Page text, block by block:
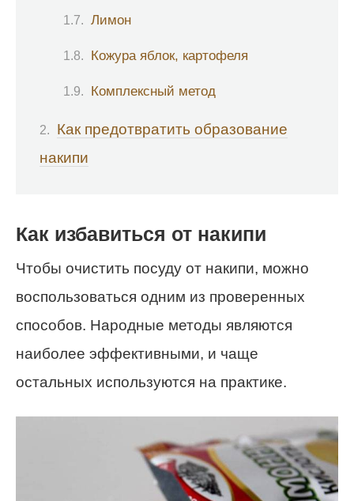
Лимон
Кожура яблок, картофеля
Комплексный метод
Как предотвратить образование
накипи
Как избавиться от накипи
Чтобы очистить посуду от накипи, можно
воспользоваться одним из проверенных
способов. Народные методы являются
наиболее эффективными, и чаще
остальных используются на практике.